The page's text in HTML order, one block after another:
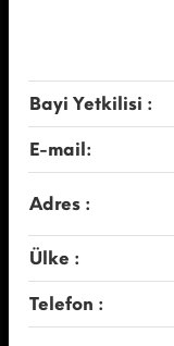
Bayi Yetkilisi :
E-mail:
Adres :
Ülke :
Telefon :